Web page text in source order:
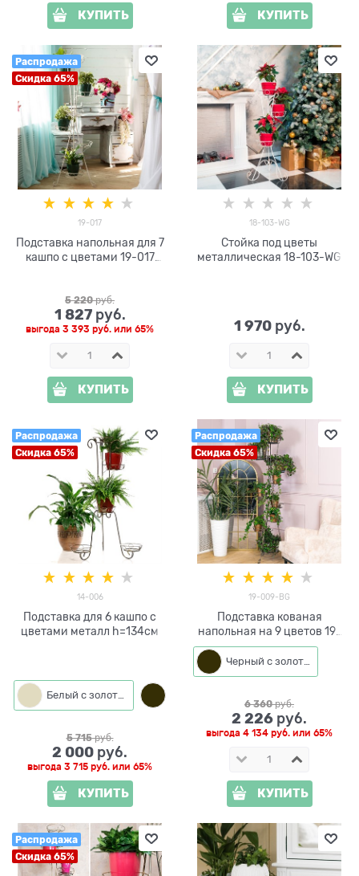
КУПИТЬ КУПИТЬ
Распродажа
Скидка 65%
19-017
Подставка напольная для 7
кашпо с цветами 19-017
5 220 руб.
1 827 руб.
выгода 3 393 руб. или 65%
КУПИТЬ
18-103-WG
Стойка под цветы
металлическая 18-103-WG
1 970 руб.
КУПИТЬ
Распродажа
Скидка 65%
14-006
Подставка для 6 кашпо с
цветами металл h=134см
Белый с золотым
5 715 руб.
2 000 руб.
выгода 3 715 руб. или 65%
КУПИТЬ
Распродажа
Скидка 65%
19-009-BG
Подставка кованая
напольная на 9 цветов 19-
009-BG высота 172см
Черный с золотом
6 360 руб.
2 226 руб.
выгода 4 134 руб. или 65%
КУПИТЬ
Распродажа
Скидка 65%